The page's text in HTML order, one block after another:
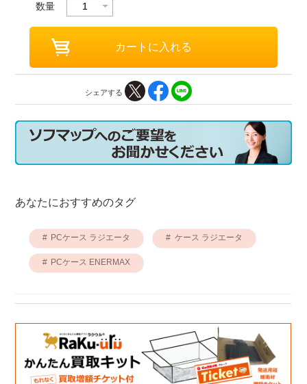
数量
シェアする
あなたにおすすめのタグ
PCケース ラジエータ ケース ラジエータ
PCケース ENERMAX